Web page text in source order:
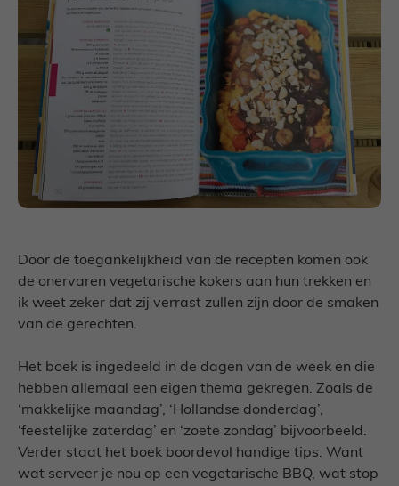
Door de toegankelijkheid van de recepten komen ook
de onervaren vegetarische kokers aan hun trekken en
ik weet zeker dat zij verrast zullen zijn door de smaken
van de gerechten.
Het boek is ingedeeld in de dagen van de week en die
hebben allemaal een eigen thema gekregen. Zoals de
‘makkelijke maandag’, ‘Hollandse donderdag’,
‘feestelijke zaterdag’ en ‘zoete zondag’ bijvoorbeeld.
Verder staat het boek boordevol handige tips. Want
wat serveer je nou op een vegetarische BBQ, wat stop